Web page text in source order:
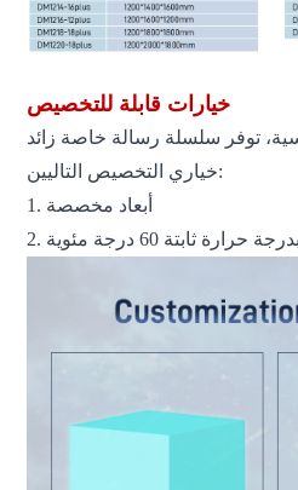
خيارات قابلة للتخصيص
توفر سلسلة رسالة خاصة زائد
خياري التخصيص التاليين:
1. أبعاد مخصصة
حرارة ثابتة 60 درجة مئوية